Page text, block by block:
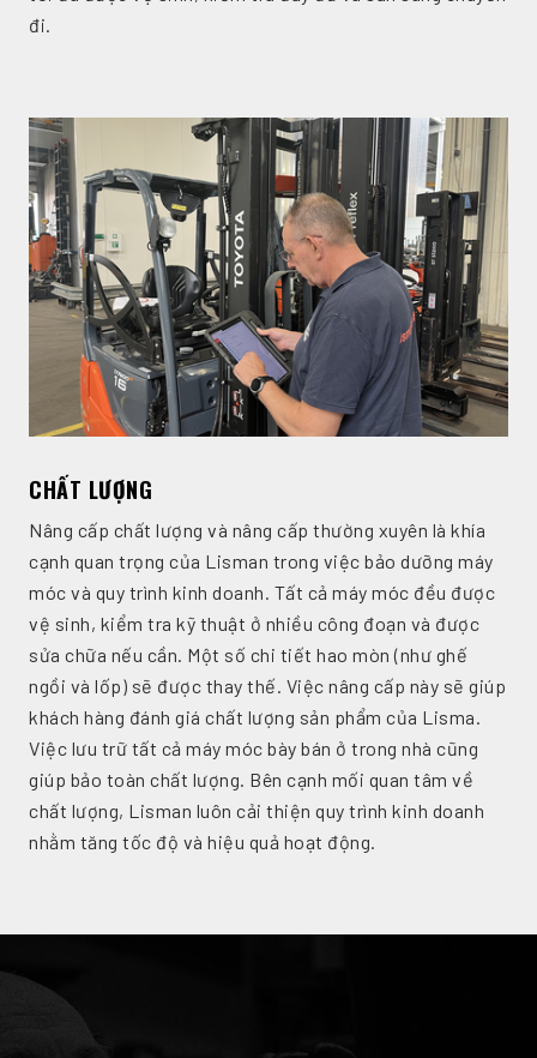
đi.
CHẤT LƯỢNG
Nâng cấp chất lượng và nâng cấp thường xuyên là khía
cạnh quan trọng của Lisman trong việc bảo dưỡng máy
móc và quy trình kinh doanh. Tất cả máy móc đều được
vệ sinh, kiểm tra kỹ thuật ở nhiều công đoạn và được
sửa chữa nếu cần. Một số chi tiết hao mòn (như ghế
ngồi và lốp) sẽ được thay thế. Việc nâng cấp này sẽ giúp
khách hàng đánh giá chất lượng sản phẩm của Lisma.
Việc lưu trữ tất cả máy móc bày bán ở trong nhà cũng
giúp bảo toàn chất lượng. Bên cạnh mối quan tâm về
chất lượng, Lisman luôn cải thiện quy trình kinh doanh
nhằm tăng tốc độ và hiệu quả hoạt động.